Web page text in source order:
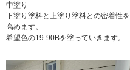
中塗り
下塗り塗料と上塗り塗料との密着性を
高めます。
希望色の19-90Bを塗っていきます。